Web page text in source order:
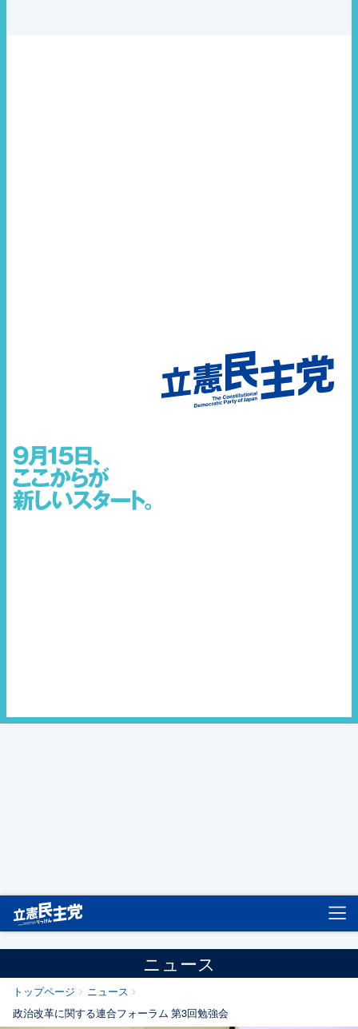
ニュース
トップページ
ニュース
政治改革に関する連合フォーラム 第3回勉強会